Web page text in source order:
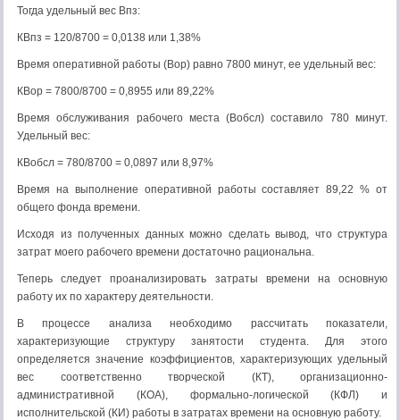
Тогда удельный вес Впз:
КВпз = 120/8700 = 0,0138 или 1,38%
Время оперативной работы (Вор) равно 7800 минут, ее удельный вес:
КВор = 7800/8700 = 0,8955 или 89,22%
Время обслуживания рабочего места (Вобсл) составило 780 минут.
Удельный вес:
КВобсл = 780/8700 = 0,0897 или 8,97%
Время на выполнение оперативной работы составляет 89,22 % от
общего фонда времени.
Исходя из полученных данных можно сделать вывод, что структура
затрат моего рабочего времени достаточно рациональна.
Теперь следует проанализировать затраты времени на основную
работу их по характеру деятельности.
В процессе анализа необходимо рассчитать показатели,
характеризующие структуру занятости студента. Для этого
определяется значение коэффициентов, характеризующих удельный
вес соответственно творческой (КТ), организационно-
административной (КОА), формально-логической (КФЛ) и
исполнительской (КИ) работы в затратах времени на основную работу.